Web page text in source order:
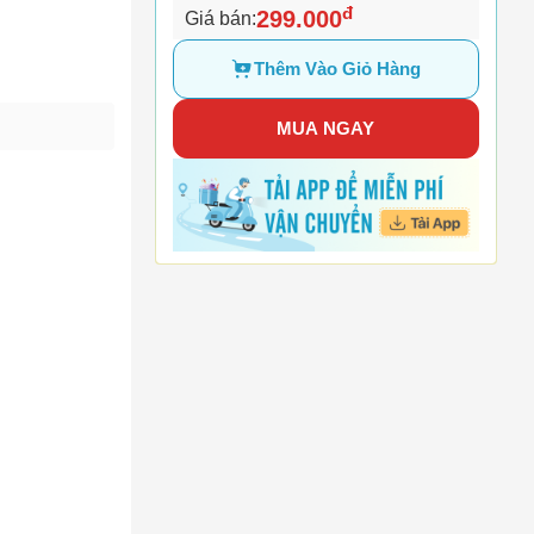
Giá bán:299.000đ
Thêm Vào Giỏ Hàng
MUA NGAY